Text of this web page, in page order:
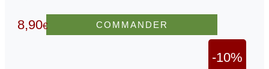
8,90€
-10%
COMMANDER